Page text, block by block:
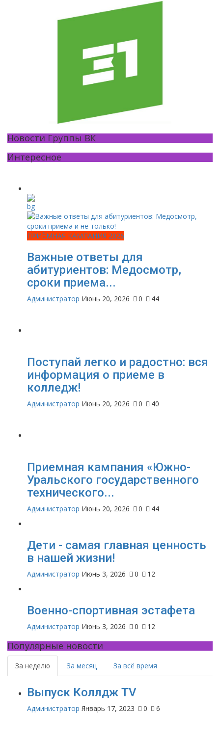
Новости Группы ВК
Интересное
ПРИЁМНАЯ КАМПАНИЯ 2026
Важные ответы для
абитуриентов: Медосмотр,
сроки приема...
Администратор Июнь 20, 2026 0 44
Поступай легко и радостно: вся
информация о приеме в
колледж!
Администратор Июнь 20, 2026 0 40
Приемная кампания «Южно-
Уральского государственного
технического...
Администратор Июнь 20, 2026 0 44
Дети - самая главная ценность
в нашей жизни!
Администратор Июнь 3, 2026 0 12
Военно-спортивная эстафета
Администратор Июнь 3, 2026 0 12
Популярные новости
За неделю За месяц За всё время
Выпуск Коллдж TV
Администратор Январь 17, 2023 0 6